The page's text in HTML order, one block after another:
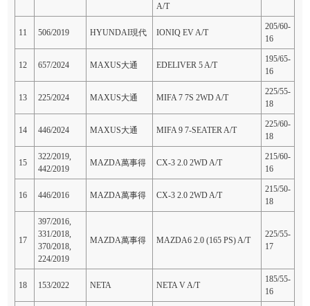
A/T
11 506/2019 HYUNDAI現代 IONIQ EV A/T
205/60-
16
12 657/2024 MAXUS大通 EDELIVER 5 A/T
195/65-
16
13 225/2024 MAXUS大通 MIFA 7 7S 2WD A/T
225/55-
18
14 446/2024 MAXUS大通 MIFA 9 7-SEATER A/T
225/60-
18
15
322/2019,
442/2019
MAZDA萬事得 CX-3 2.0 2WD A/T
215/60-
16
16 446/2016 MAZDA萬事得 CX-3 2.0 2WD A/T
215/50-
18
17
397/2016,
331/2018,
370/2018,
224/2019
MAZDA萬事得 MAZDA6 2.0 (165 PS) A/T
225/55-
17
18 153/2022 NETA NETA V A/T
185/55-
16